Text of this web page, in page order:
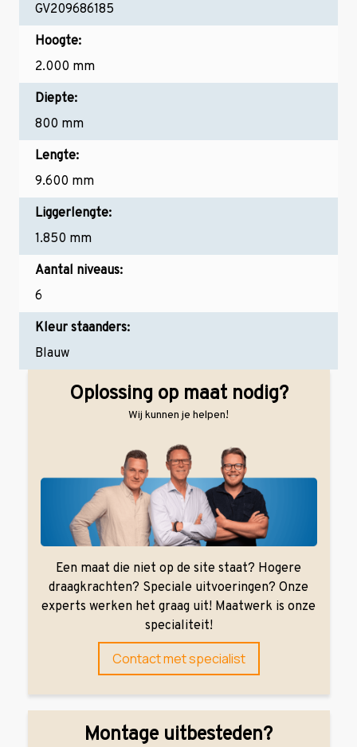
GV209686185
Hoogte:
2.000 mm
Diepte:
800 mm
Lengte:
9.600 mm
Liggerlengte:
1.850 mm
Aantal niveaus:
6
Kleur staanders:
Blauw
Oplossing op maat nodig?
Wij kunnen je helpen!
Een maat die niet op de site staat? Hogere
draagkrachten? Speciale uitvoeringen? Onze
experts werken het graag uit! Maatwerk is onze
specialiteit!
Contact met specialist
Montage uitbesteden?